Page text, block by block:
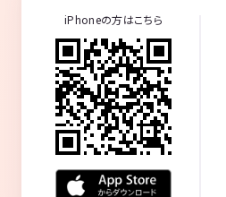
iPhoneの方はこちら